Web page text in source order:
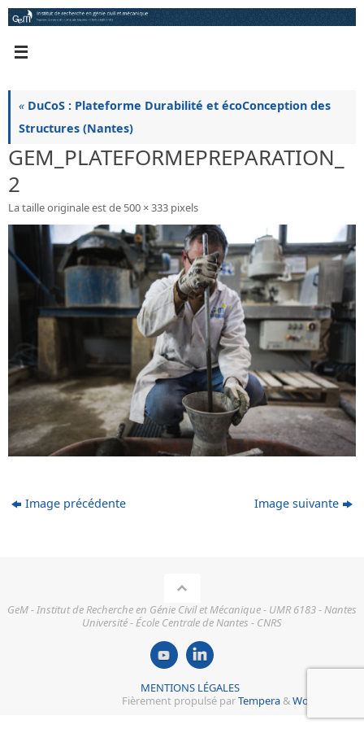
Passer
au
« DuCoS : Plateforme Durabilité et écoConception des
Structures (Nantes)
GEM_PLATEFORMEPREPARATION_
2
La taille originale est de 500 × 333 pixels
Image précédente Image suivante
GeM - Institut de Recherche en Génie Civil et Mécanique - UMR 6183 - Nantes
Université - École Centrale de Nantes - CNRS
MENTIONS LÉGALES
Fièrement propulsé parTempera &WordPress.